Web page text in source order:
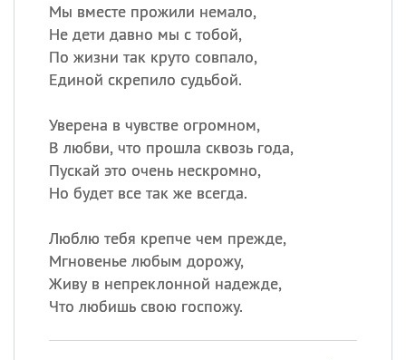
Мы вместе прожили немало,
Не дети давно мы с тобой,
По жизни так круто совпало,
Единой скрепило судьбой.
Уверена в чувстве огромном,
В любви, что прошла сквозь года,
Пускай это очень нескромно,
Но будет все так же всегда.
Люблю тебя крепче чем прежде,
Мгновенье любым дорожу,
Живу в непреклонной надежде,
Что любишь свою госпожу.
09.08
Национальный день
рисового пудинга
09.08
День Дымняшки
(Smokey Bear Day)
ИМЕНА
Сегодня празднуют именины
Сергей, Теодор,
Посмотреть значение
происхождение